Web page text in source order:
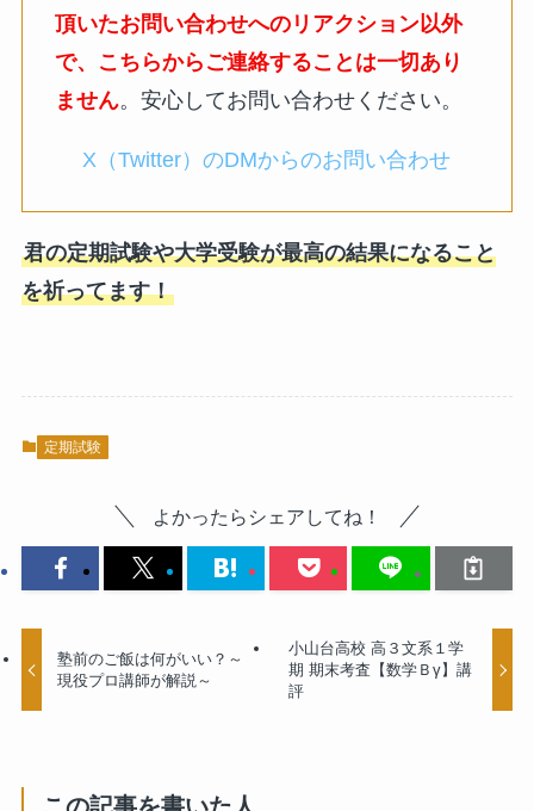
頂いたお問い合わせへのリアクション以外
で、こちらからご連絡することは一切あり
ません。安心してお問い合わせください。
X（Twitter）のDMからのお問い合わせ
君の定期試験や大学受験が最高の結果になること
を祈ってます！
定期試験
よかったらシェアしてね！
塾前のご飯は何がいい？～
現役プロ講師が解説～
小山台高校 高３文系１学
期 期末考査【数学Ｂγ】講
評